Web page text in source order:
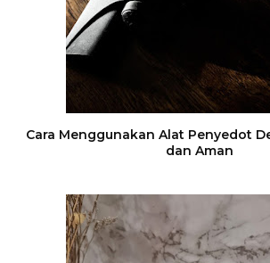
Cara Menggunakan Alat Penyedot
dan Aman